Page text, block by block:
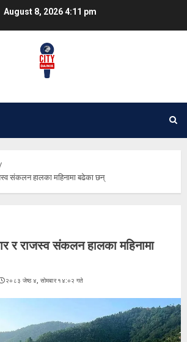
August 8, 20264:11 pm
संकलन हालका महिनामा बढेका छन्
र राजस्व संकलन हालका महिनामा
२०८३ जेष्ठ ४, सोमबार १४:०२ गते